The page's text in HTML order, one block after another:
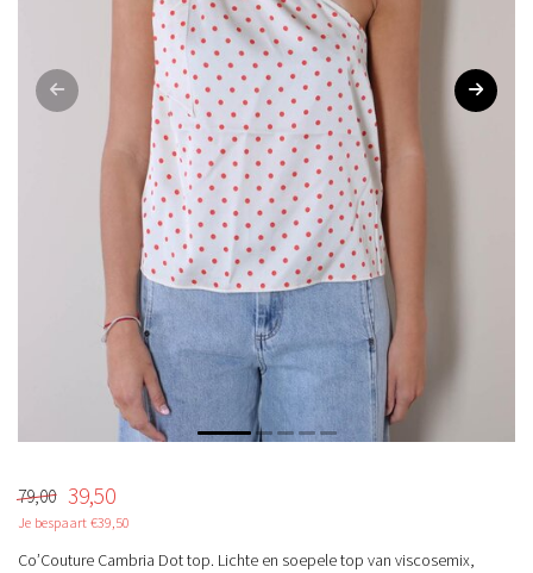
79,00 39,50
Je bespaart €39,50
Co’Couture Cambria Dot top. Lichte en soepele top van viscosemix,